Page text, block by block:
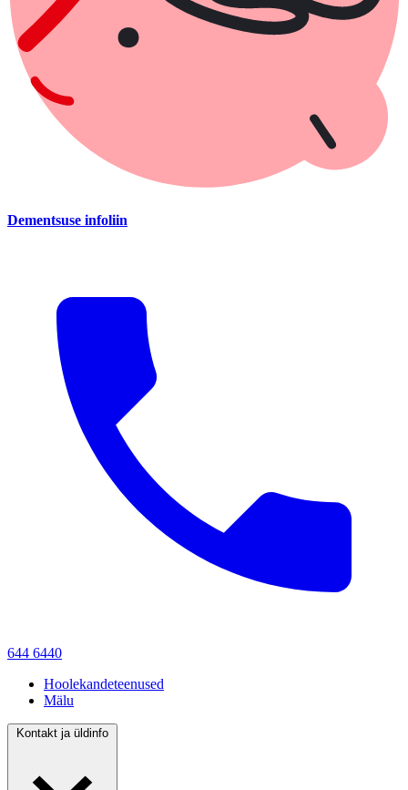
Dementsuse infoliin
644 6440
Hoolekandeteenused
Mälu
Kontakt ja üldinfo